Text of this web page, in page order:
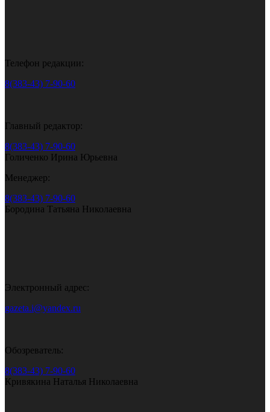
Телефон редакции:
8(383-43) 7-90-60
Главный редактор:
8(383-43) 7-90-60
Голиченко Ирина Юрьевна
Менеджер:
8(383-43) 7-90-60
Бородина Татьяна Николаевна
Электронный адрес:
gazeta.i@yandex.ru
Обозреватель:
8(383-43) 7-90-60
Кривякина Наталья Николаевна